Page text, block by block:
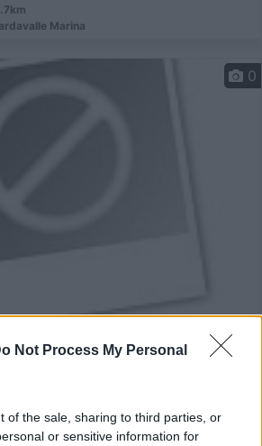
Not Process My Personal
of the sale, sharing to third parties, or
or sensitive information for
Marina
0
0